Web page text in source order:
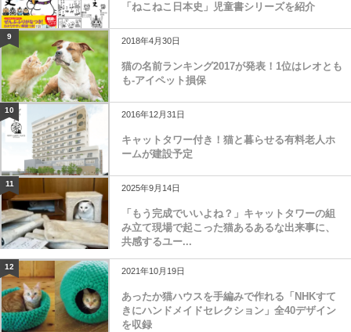
「ねこねこ日本史」児童書シリーズを紹介
9 2018年4月30日
猫の名前ランキング2017が発表！1位はレオとも
も-アイペット損保
10 2016年12月31日
キャットタワー付き！猫と暮らせる有料老人ホ
ームが建設予定
11 2025年9月14日
「もう完成でいいよね？」キャットタワーの組
み立て現場で起こった猫あるあるな出来事に、
共感するユー...
12 2021年10月19日
あったか猫ハウスを手編みで作れる「NHKすて
きにハンドメイドセレクション」全40デザイン
を収録